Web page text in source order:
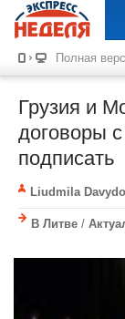
Полная
Грузия и
договоры
подписать
Liudmila
В Литве /